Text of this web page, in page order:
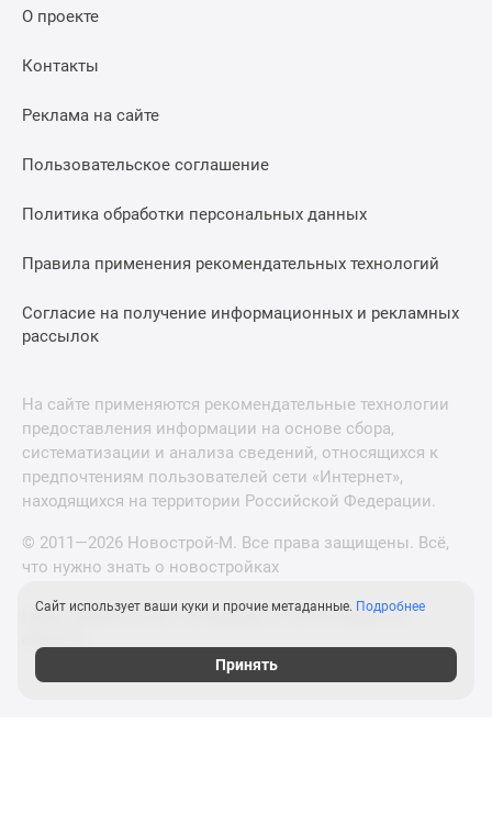
О проекте
Контакты
Реклама на сайте
Пользовательское соглашение
Политика обработки персональных данных
Правила применения рекомендательных технологий
Согласие на получение информационных и рекламных
рассылок
На сайте применяются рекомендательные технологии
предоставления информации на основе сбора,
систематизации и анализа сведений, относящихся к
предпочтениям пользователей сети «Интернет»,
находящихся на территории Российской Федерации.
© 2011—2026 Новострой-М. Все права защищены. Всё,
что нужно знать о новостройках
Новостройки Санкт-Петербурга и Ленинградской
Сайт использует ваши куки и прочие метаданные. Подробнее
Принять